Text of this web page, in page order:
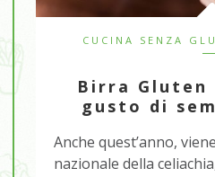
CUCINA SENZA
Birra Gluten
gusto di
Anche quest’anno,
nazionale della